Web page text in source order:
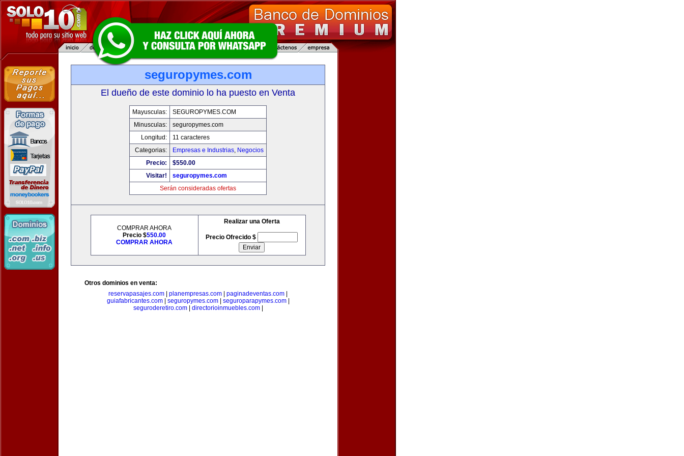
seguropymes.com
El dueño de este dominio lo ha puesto en Venta
Mayusculas:
SEGUROPYMES.COM
Minusculas:
seguropymes.com
Longitud:
11 caracteres
Categorias:
Empresas e Industrias, Negocios
Precio:
$550.00
Visitar!
seguropymes.com
Serán consideradas ofertas
COMPRAR AHORA
Precio $550.00
COMPRAR AHORA
Realizar una Oferta
Precio Ofrecido $
Otros dominios en venta:
reservapasajes.com
planempresas.com paginadeventas.com
guiafabricantes.com| seguropymes.com| seguroparapymes.com|
seguroderetiro.com| directorioinmuebles.com|